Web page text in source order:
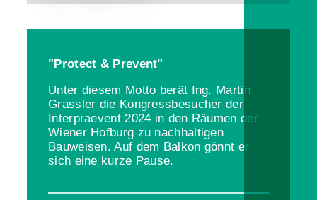
"Protect & Prevent"
Unter diesem Motto berät Ing. Martin
Grassler die Kongressbesucher der
Interpraevent 2024 in den Räumen der
Wiener Hofburg zu nachhaltigen
Bauweisen. Auf dem Balkon gönnt er
sich eine kurze Pause.